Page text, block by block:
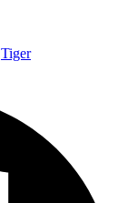
Tiger